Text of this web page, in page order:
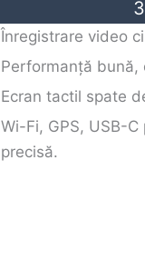
Înregistrare video
Performanță bună,
Ecran tactil spate
Wi-Fi, GPS, USB-
precisă.